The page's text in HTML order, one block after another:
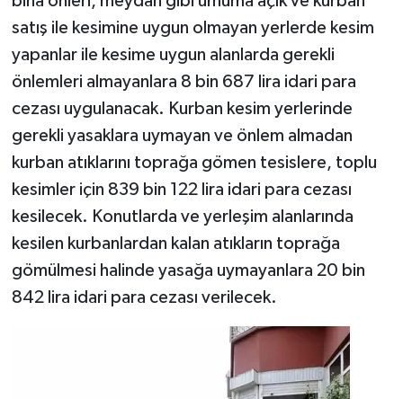
satış ile kesimine uygun olmayan yerlerde kesim
yapanlar ile kesime uygun alanlarda gerekli
önlemleri almayanlara 8 bin 687 lira idari para
cezası uygulanacak. Kurban kesim yerlerinde
gerekli yasaklara uymayan ve önlem almadan
kurban atıklarını toprağa gömen tesislere, toplu
kesimler için 839 bin 122 lira idari para cezası
kesilecek. Konutlarda ve yerleşim alanlarında
kesilen kurbanlardan kalan atıkların toprağa
gömülmesi halinde yasağa uymayanlara 20 bin
842 lira idari para cezası verilecek.